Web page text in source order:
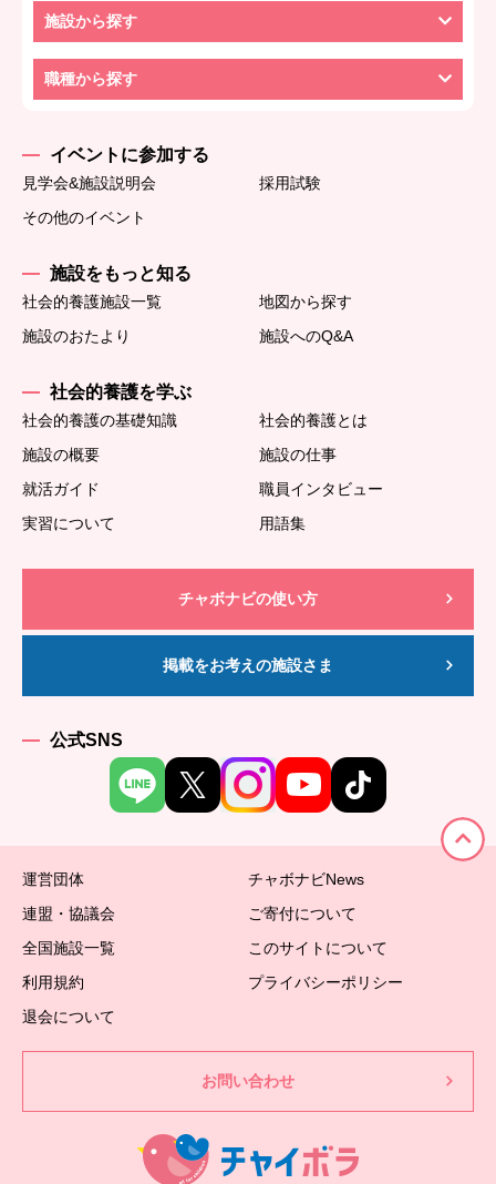
施設から探す
職種から探す
イベントに参加する
見学会&施設説明会
採用試験
その他のイベント
施設をもっと知る
社会的養護施設一覧
地図から探す
施設のおたより
施設へのQ&A
社会的養護を学ぶ
社会的養護の基礎知識
社会的養護とは
施設の概要
施設の仕事
就活ガイド
職員インタビュー
実習について
用語集
チャボナビの使い方
掲載をお考えの施設さま
公式SNS
運営団体
チャボナビNews
連盟・協議会
ご寄付について
全国施設一覧
このサイトについて
利用規約
プライバシーポリシー
退会について
お問い合わせ